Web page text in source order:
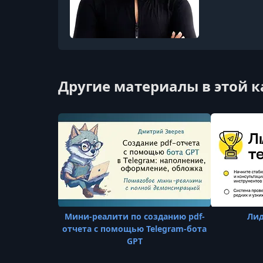
Другие материалы в этой
Мини-реалити по созданию pdf-
отчета с помощью Telegram-бота
GPT